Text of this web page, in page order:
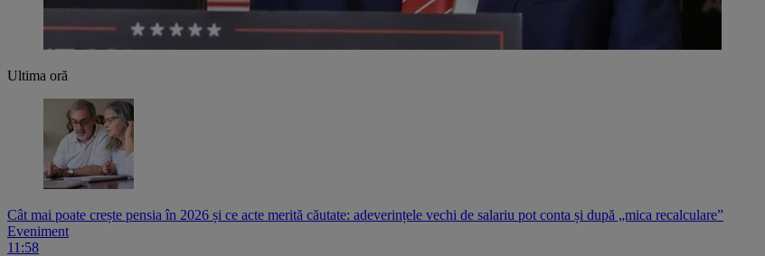
Ultima oră
Cât mai poate crește pensia în 2026 și ce acte merită căutate: adeverințele vechi de salariu pot conta și după „mica recalculare”
Eveniment
11:58